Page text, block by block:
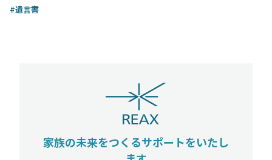
#遺言書
家族の未来をつくるサポートをいたし